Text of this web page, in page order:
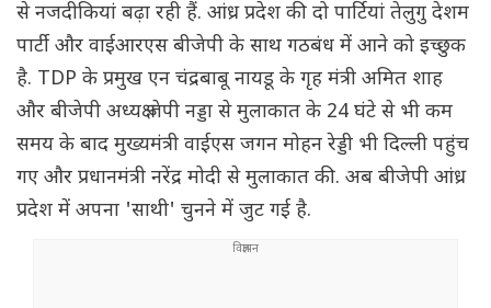
से नजदीकियां बढ़ा रही हैं. आंध्र प्रदेश की दो पार्टियां तेलुगु देशम
पार्टी और वाईआरएस बीजेपी के साथ गठबंध में आने को इच्छुक
है. TDP के प्रमुख एन चंद्रबाबू नायडू के गृह मंत्री अमित शाह
और बीजेपी अध्यक्ष जेपी नड्डा से मुलाकात के 24 घंटे से भी कम
समय के बाद मुख्यमंत्री वाईएस जगन मोहन रेड्डी भी दिल्ली पहुंच
गए और प्रधानमंत्री नरेंद्र मोदी से मुलाकात की. अब बीजेपी आंध्र
प्रदेश में अपना 'साथी' चुनने में जुट गई है.